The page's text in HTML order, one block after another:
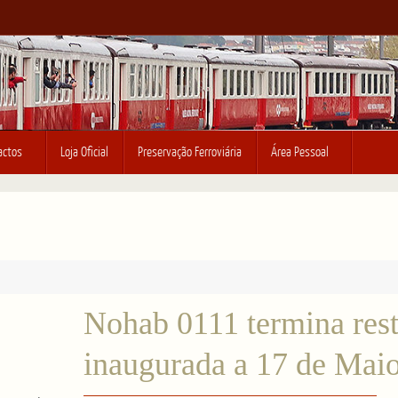
Loja Oficial Preservação Ferroviária Área Pessoal
Nohab 0111 termina
inaugurada a 17 de